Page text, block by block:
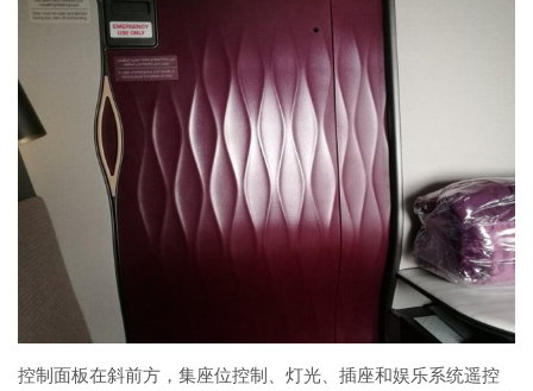
控制面板在斜前方，集座位控制、灯光、插座和娱乐系统遥控